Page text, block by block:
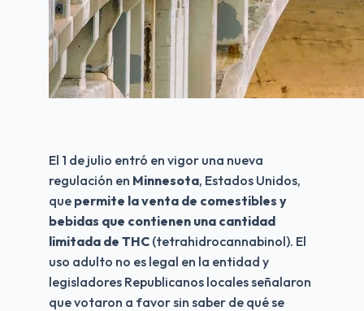
El 1 de julio entró en vigor una nueva
regulación en Minnesota, Estados Unidos,
que permite la venta de comestibles y
bebidas que contienen una cantidad
limitada de THC (tetrahidrocannabinol). El
uso adulto no es legal en la entidad y
legisladores Republicanos locales señalaron
que votaron a favor sin saber de qué se